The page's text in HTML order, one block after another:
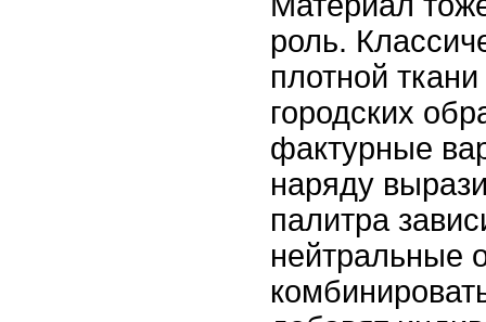
роль.
плотной
городских
фактурные
наряду
палитра
нейтральные